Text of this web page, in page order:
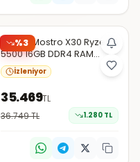
%3
Trendyol
Zeiron Mostro X30 Ryzen 5
5500 16GB DDR4 RAM
512GB SSD RTX3050 24"
Curved Hazır Sistem Oyun
Bilgisayarı
İzleniyor
35.469TL
36.749TL 1.280 TL